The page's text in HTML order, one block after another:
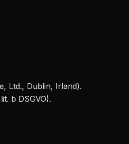
Ltd., Dublin, Irland).
b DSGVO).